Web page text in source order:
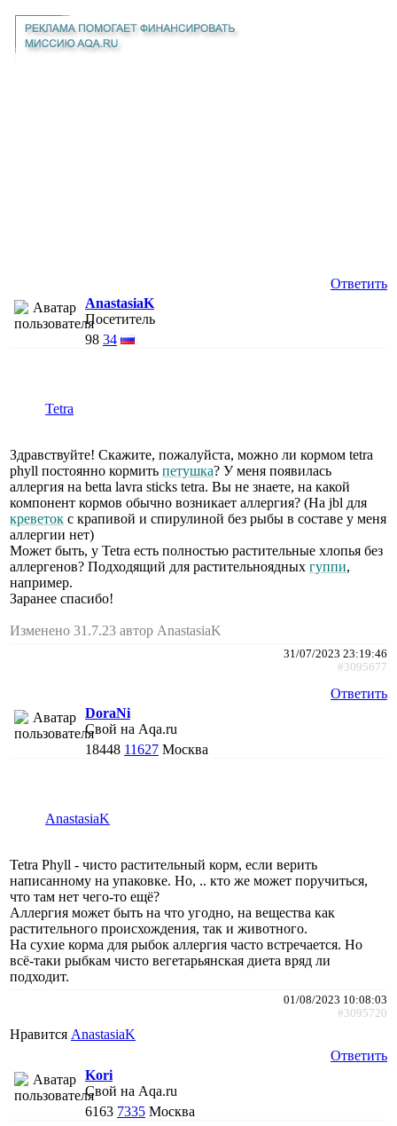
Ответить
AnastasiaK
Посетитель
98 34
Tetra
Здравствуйте! Скажите, пожалуйста, можно ли кормом tetra
phyll постоянно кормить петушка? У меня появилась
аллергия на betta lavra sticks tetra. Вы не знаете, на какой
компонент кормов обычно возникает аллергия? (На jbl для
креветок с крапивой и спирулиной без рыбы в составе у меня
аллергии нет)
Может быть, у Tetra есть полностью растительные хлопья без
аллергенов? Подходящий для растительноядных гуппи,
например.
Заранее спасибо!
Изменено 31.7.23 автор AnastasiaK
31/07/2023 23:19:46
#3095677
Ответить
DoraNi
Свой на Aqa.ru
18448 11627 Москва
AnastasiaK
Tetra Phyll - чисто растительный корм, если верить
написанному на упаковке. Но, .. кто же может поручиться,
что там нет чего-то ещё?
Аллергия может быть на что угодно, на вещества как
растительного происхождения, так и животного.
На сухие корма для рыбок аллергия часто встречается. Но
всё-таки рыбкам чисто вегетарьянская диета вряд ли
подходит.
01/08/2023 10:08:03
#3095720
Нравится AnastasiaK
Ответить
Kori
Свой на Aqa.ru
6163 7335 Москва